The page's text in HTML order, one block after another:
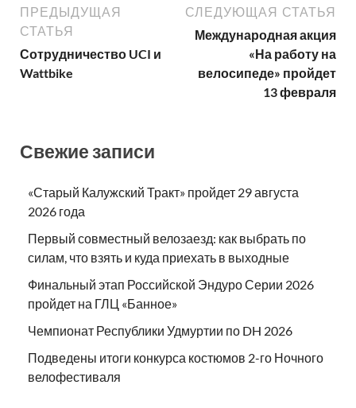
ПРЕДЫДУЩАЯ
СТАТЬЯ
Сотрудничество UCI и
Wattbike
СЛЕДУЮЩАЯ СТАТЬЯ
Международная акция
«На работу на
велосипеде» пройдет
13 февраля
Свежие записи
«Старый Калужский Тракт» пройдет 29 августа
2026 года
Первый совместный велозаезд: как выбрать по
силам, что взять и куда приехать в выходные
Финальный этап Российской Эндуро Серии 2026
пройдет на ГЛЦ «Банное»
Чемпионат Республики Удмуртии по DH 2026
Подведены итоги конкурса костюмов 2-го Ночного
велофестиваля